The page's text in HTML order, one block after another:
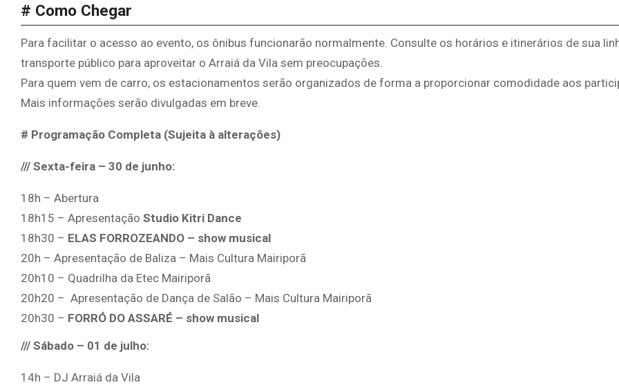
# Como Chegar
Para facilitar o acesso ao evento, os ônibus funcionarão normalmente. Consulte os horários e itinerários de sua
transporte público para aproveitar o Arraiá da Vila sem preocupações.
Para quem vem de carro, os estacionamentos serão organizados de forma a proporcionar comodidade aos
Mais informações serão divulgadas em breve.
# Programação Completa (Sujeita à alterações)
/// Sexta-feira – 30 de junho:
18h – Abertura
18h15 – Apresentação Studio Kitri Dance
18h30 – ELAS FORROZEANDO – show musical
20h – Apresentação de Baliza – Mais Cultura Mairiporã
20h10 – Quadrilha da Etec Mairiporã
20h20 – Apresentação de Dança de Salão – Mais Cultura Mairiporã
20h30 – FORRÓ DO ASSARÉ – show musical
/// Sábado – 01 de julho:
14h – DJ Arraiá da Vila